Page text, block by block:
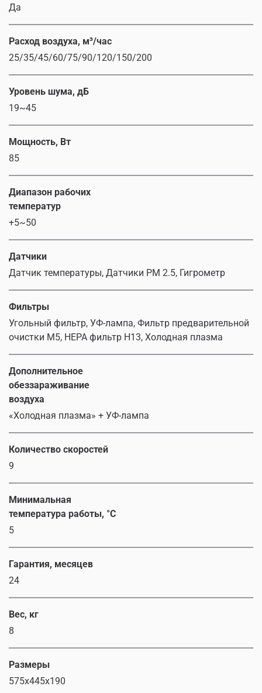
Да
Расход воздуха, м³/час
25/35/45/60/75/90/120/150/200
Уровень шума, дБ
19~45
Мощность, Вт
85
Диапазон рабочих
температур
+5~50
Датчики
Датчик температуры, Датчики PM 2.5, Гигрометр
Фильтры
Угольный фильтр, УФ-лампа, Фильтр предварительной
очистки M5, HEPA фильтр H13, Холодная плазма
Дополнительное
обеззараживание
воздуха
«Холодная плазма» + УФ-лампа
Количество скоростей
9
Минимальная
температура работы, °C
5
Гарантия, месяцев
24
Вес, кг
8
Размеры
575x445x190